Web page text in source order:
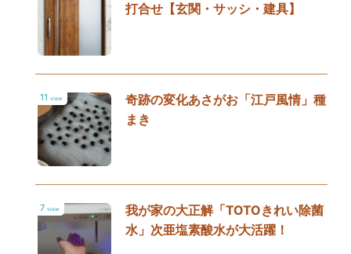
打合せ【玄関・サッシ・建具】
11 view
奇跡の変化あさがお「江戸風情」種
まき
7 view
我が家の大正解「TOTOきれい除菌
水」次亜塩素酸水が大活躍！